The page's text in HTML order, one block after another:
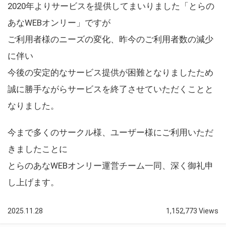
2020年よりサービスを提供してまいりました「とらの
あなWEBオンリー」ですが
ご利用者様のニーズの変化、昨今のご利用者数の減少
に伴い
今後の安定的なサービス提供が困難となりましたため
誠に勝手ながらサービスを終了させていただくことと
なりました。
今まで多くのサークル様、ユーザー様にご利用いただ
きましたことに
とらのあなWEBオンリー運営チーム一同、深く御礼申
し上げます。
2025.11.28 1,152,773 Views